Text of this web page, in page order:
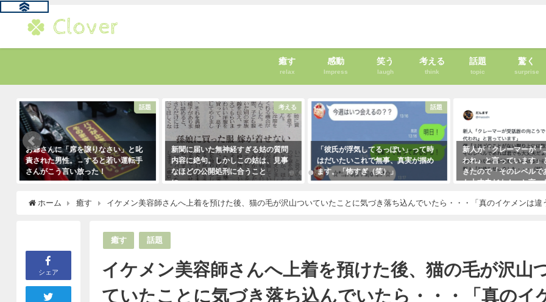
癒す
relax
感動
Impress
笑う
laugh
考える
think
話題
topic
驚く
surprise
話題
お爺さんに「席を譲りなさい」と叱
責された男性。→すると若い運転手
さんがこう言い放った！
考える
新聞に届いた無神経すぎる姑の質問
内容に絶句。しかしこの姑は、見事
なほどの公開処刑に合うこと
に・・・
話題
「彼氏が浮気してるっぽい」って時
はだいたいこれで無事、真実が掴め
ます。「怖すぎ（笑）」
新人が「クレーマーが『
われ』と言っています」
きたので「そのレベルで
も大丈夫だよ！」と言っ
（笑）
ホーム 癒す イケメン美容師さんへ上着を預けた後、猫の毛が沢山ついていたことに気づき落ち込んでいたら・・・「真のイケメンは違
シェア
癒す 話題
イケメン美容師さんへ上着を預けた後、猫の毛が沢山
ていたことに気づき落ち込んでいたら・・・「真のイ